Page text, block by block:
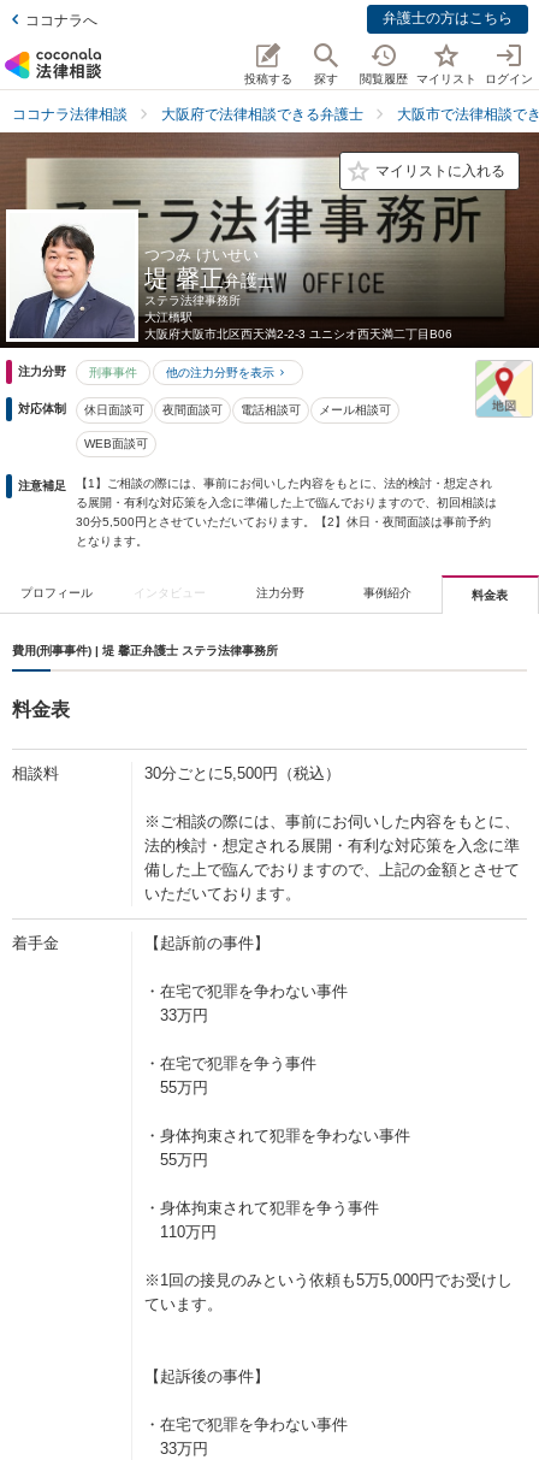
ココナラへ 弁護士の方はこちら
投稿する 探す 閲覧履歴 マイリスト ログイン
ココナラ法律相談 大阪府で法律相談できる弁護士 大阪市で法律相談で
マイリストに入れる
つつみ けいせい
堤 馨正弁護士
ステラ法律事務所
大江橋駅
大阪府大阪市北区西天満2-2-3 ユニシオ西天満二丁目B06
注力分野 刑事事件 他の注力分野を表示
対応体制 休日面談可 夜間面談可 電話相談可 メール相談可
WEB面談可
注意補足
【1】ご相談の際には、事前にお伺いした内容をもとに、法的検討・想定され
る展開・有利な対応策を入念に準備した上で臨んでおりますので、初回相談は
30分5,500円とさせていただいております。【2】休日・夜間面談は事前予約
となります。
プロフィール インタビュー 注力分野 事例紹介 料金表
費用(刑事事件) | 堤 馨正弁護士 ステラ法律事務所
料金表
相談料 30分ごとに5,500円（税込）
※ご相談の際には、事前にお伺いした内容をもとに、
法的検討・想定される展開・有利な対応策を入念に準
備した上で臨んでおりますので、上記の金額とさせて
いただいております。
着手金 【起訴前の事件】
・在宅で犯罪を争わない事件
33万円
・在宅で犯罪を争う事件
55万円
・身体拘束されて犯罪を争わない事件
55万円
・身体拘束されて犯罪を争う事件
110万円
※1回の接見のみという依頼も5万5,000円でお受けし
ています。
【起訴後の事件】
・在宅で犯罪を争わない事件
33万円